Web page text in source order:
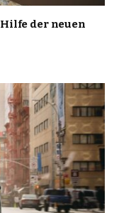
der neuen